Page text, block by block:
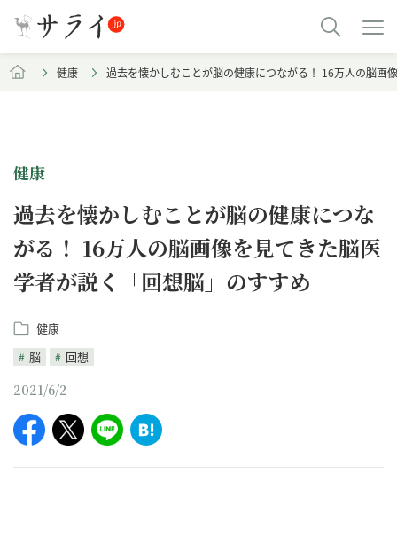
健康 過去を懐かしむことが脳の健康につながる！ 16万人の脳画
健康
過去を懐かしむことが脳の健康につな
がる！ 16万人の脳画像を見てきた脳医
学者が説く「回想脳」のすすめ
健康
脳
回想
2021/6/2